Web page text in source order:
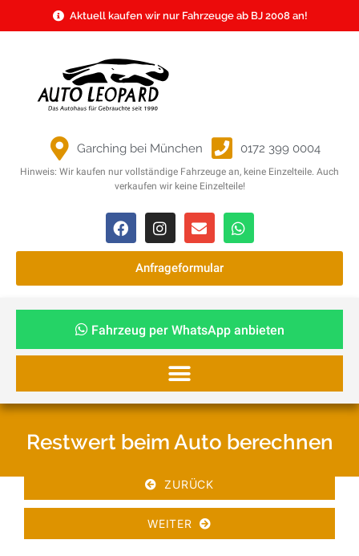
Aktuell kaufen wir nur Fahrzeuge ab BJ 2008 an!
Garching bei München 0172 399 0004
Hinweis: Wir kaufen nur vollständige Fahrzeuge an, keine Einzelteile. Auch
verkaufen wir keine Einzelteile!
Anfrageformular
Fahrzeug per WhatsApp anbieten
Restwert beim Auto berechnen
ZURÜCK
WEITER